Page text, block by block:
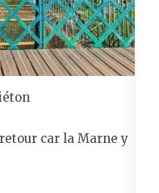
car la Marne y